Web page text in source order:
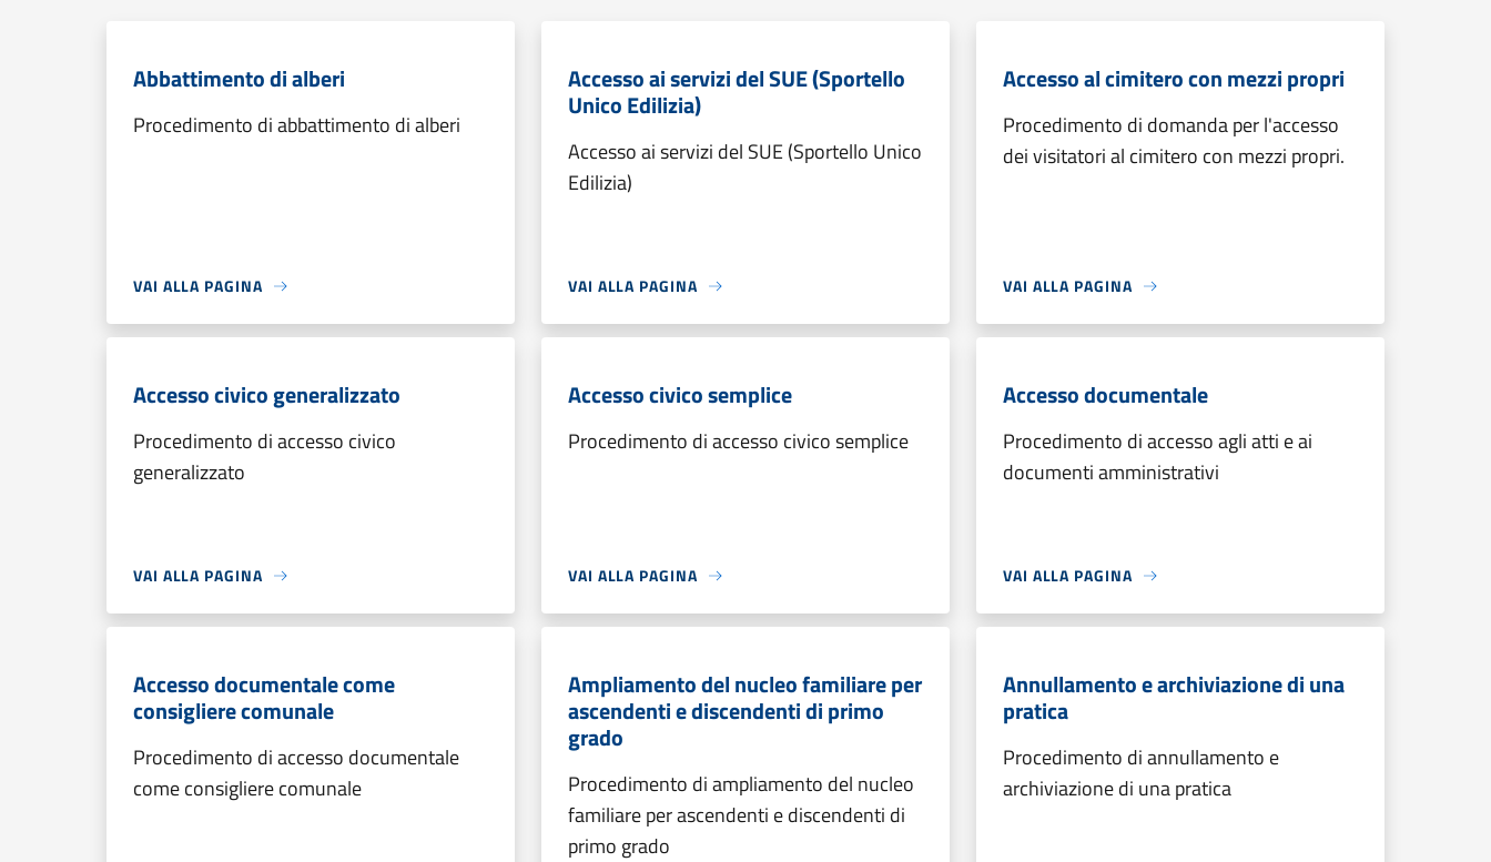
Abbattimento di alberi
Procedimento di abbattimento di alberi
VAI ALLA PAGINA
Accesso ai servizi del SUE (Sportello
Unico Edilizia)
Accesso ai servizi del SUE (Sportello Unico
Edilizia)
VAI ALLA PAGINA
Accesso al cimitero con mezzi propri
Procedimento di domanda per l'accesso
dei visitatori al cimitero con mezzi propri.
VAI ALLA PAGINA
Accesso civico generalizzato
Procedimento di accesso civico
generalizzato
VAI ALLA PAGINA
Accesso civico semplice
Procedimento di accesso civico semplice
VAI ALLA PAGINA
Accesso documentale
Procedimento di accesso agli atti e ai
documenti amministrativi
VAI ALLA PAGINA
Accesso documentale come
consigliere comunale
Procedimento di accesso documentale
come consigliere comunale
Ampliamento del nucleo familiare per
ascendenti e discendenti di primo
grado
Procedimento di ampliamento del nucleo
familiare per ascendenti e discendenti di
primo grado
Annullamento e archiviazione di una
pratica
Procedimento di annullamento e
archiviazione di una pratica